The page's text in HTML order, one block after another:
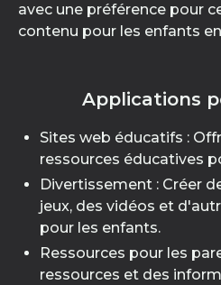
avec une préférence pour
contenu pour les enfants
Applications
Sites web éducatifs :
ressources éducatives
Divertissement : Créer
jeux, des vidéos et
pour les enfants.
Ressources pour les
ressources et des